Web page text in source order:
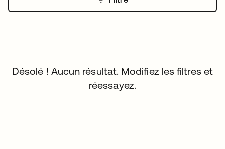
Désolé ! Aucun résultat. Modifiez les filtres et
réessayez.